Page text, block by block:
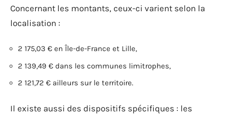
Concernant les montants, ceux-ci varient selon la
localisation :
2 175,03 € en Île-de-France et Lille,
2 139,49 € dans les communes limitrophes,
2 121,72 € ailleurs sur le territoire.
Il existe aussi des dispositifs spécifiques : les